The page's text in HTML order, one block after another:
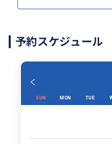
予約スケジュール
SUN MON TUE